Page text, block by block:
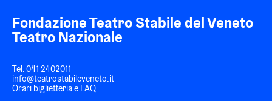
Fondazione Teatro Stabile del Veneto
Teatro Nazionale
Tel.041 2402011
info@teatrostabileveneto.it
Orari biglietteria e FAQ